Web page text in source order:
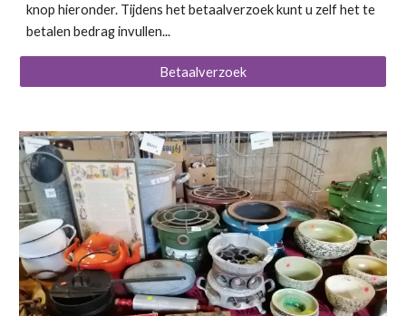
knop hieronder. Tijdens het betaalverzoek kunt u zelf het te
betalen bedrag invullen...
Betaalverzoek